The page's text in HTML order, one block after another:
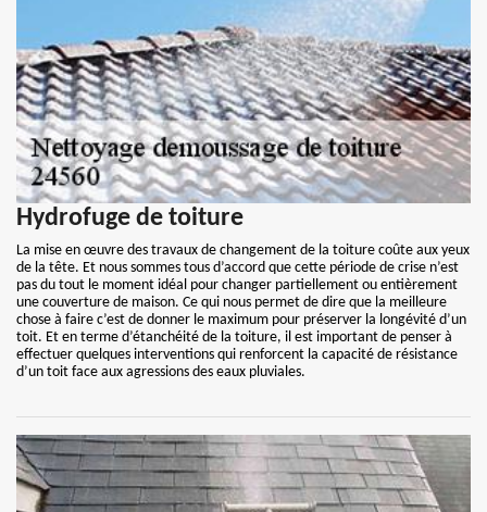
Hydrofuge de toiture
La mise en œuvre des travaux de changement de la toiture coûte aux yeux
de la tête. Et nous sommes tous d’accord que cette période de crise n’est
pas du tout le moment idéal pour changer partiellement ou entièrement
une couverture de maison. Ce qui nous permet de dire que la meilleure
chose à faire c’est de donner le maximum pour préserver la longévité d’un
toit. Et en terme d’étanchéité de la toiture, il est important de penser à
effectuer quelques interventions qui renforcent la capacité de résistance
d’un toit face aux agressions des eaux pluviales.